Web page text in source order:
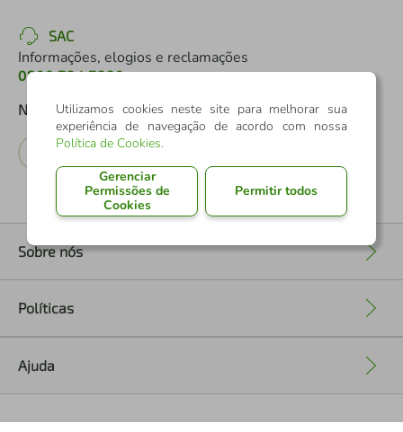
SAC
Informações, elogios e reclamações
0800 724 7220
Nossas Redes Sociais
Sobre nós
Políticas
Ajuda
Utilizamos cookies neste site para melhorar sua
experiência de navegação de acordo com nossa
Política de Cookies.
Gerenciar
Permissões de
Cookies
Permitir todos